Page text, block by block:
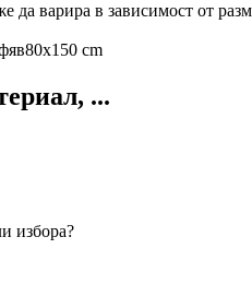
да варира в зависимост от
80x150 cm
...
избора?